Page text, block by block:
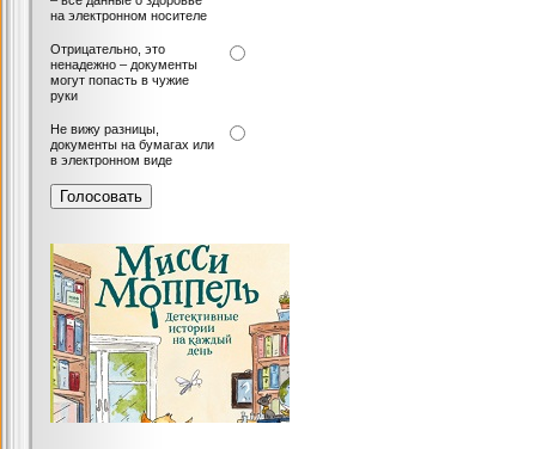
на электронном носителе
Отрицательно, это
ненадежно – документы
могут попасть в чужие
руки
Не вижу разницы,
документы на бумагах или
в электронном виде